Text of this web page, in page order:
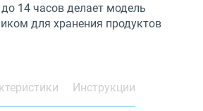
14 часов делает модель
для хранения продуктов
Инструкции